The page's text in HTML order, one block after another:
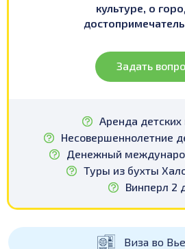
культуре, о
Задать
Аренда детских
Несовершеннолетние
Денежный
Туры из бухты
Винперл 2
Виза во